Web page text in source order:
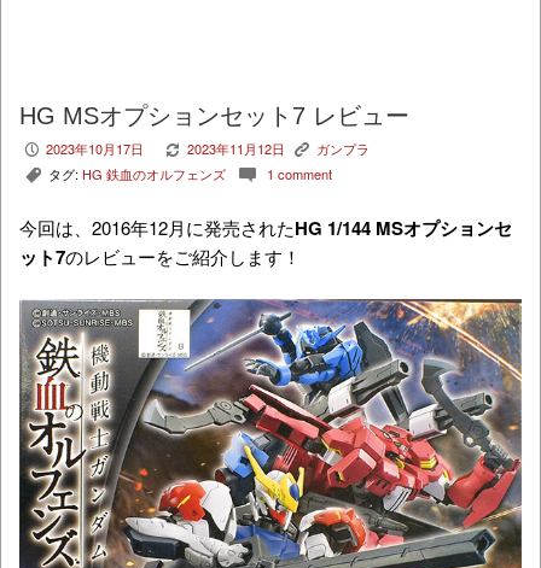
HG MSオプションセット7 レビュー
P 2023年10月17日 V 2023年11月12日 K ガンプラ
, タグ: HG 鉄血のオルフェンズ c 1 comment
今回は、2016年12月に発売されたHG 1/144 MSオプションセ
ット7のレビューをご紹介します！